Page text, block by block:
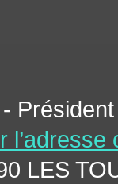
Président
l’adresse
LES